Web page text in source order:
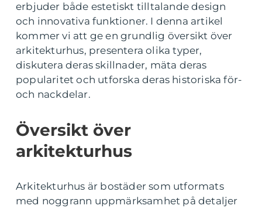
erbjuder både estetiskt tilltalande design
och innovativa funktioner. I denna artikel
kommer vi att ge en grundlig översikt över
arkitekturhus, presentera olika typer,
diskutera deras skillnader, mäta deras
popularitet och utforska deras historiska för-
och nackdelar.
Översikt över
arkitekturhus
Arkitekturhus är bostäder som utformats
med noggrann uppmärksamhet på detaljer